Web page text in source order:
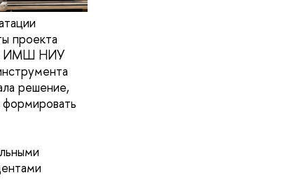
проекта
ИМШ НИУ
решение,
формировать